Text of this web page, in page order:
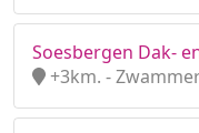
Soesbergen Dak-
+3km. -